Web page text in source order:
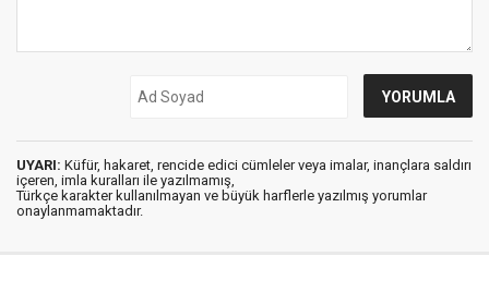
UYARI: Küfür, hakaret, rencide edici cümleler veya imalar, inançlara saldırı
içeren, imla kuralları ile yazılmamış,
Türkçe karakter kullanılmayan ve büyük harflerle yazılmış yorumlar
onaylanmamaktadır.